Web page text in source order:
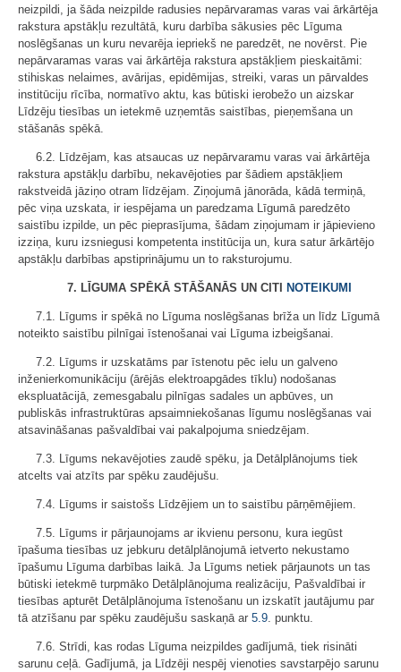
neizpildi, ja šāda neizpilde radusies nepārvaramas varas vai ārkārtēja
rakstura apstākļu rezultātā, kuru darbība sākusies pēc Līguma
noslēgšanas un kuru nevarēja iepriekš ne paredzēt, ne novērst. Pie
nepārvaramas varas vai ārkārtēja rakstura apstākļiem pieskaitāmi:
stihiskas nelaimes, avārijas, epidēmijas, streiki, varas un pārvaldes
institūciju rīcība, normatīvo aktu, kas būtiski ierobežo un aizskar
Līdzēju tiesības un ietekmē uzņemtās saistības, pieņemšana un
stāšanās spēkā.
6.2. Līdzējam, kas atsaucas uz nepārvaramu varas vai ārkārtēja
rakstura apstākļu darbību, nekavējoties par šādiem apstākļiem
rakstveidā jāziņo otram līdzējam. Ziņojumā jānorāda, kādā termiņā,
pēc viņa uzskata, ir iespējama un paredzama Līgumā paredzēto
saistību izpilde, un pēc pieprasījuma, šādam ziņojumam ir jāpievieno
izziņa, kuru izsniegusi kompetenta institūcija un, kura satur ārkārtējo
apstākļu darbības apstiprinājumu un to raksturojumu.
7. LĪGUMA SPĒKĀ STĀŠANĀS UN CITI NOTEIKUMI
7.1. Līgums ir spēkā no Līguma noslēgšanas brīža un līdz Līgumā
noteikto saistību pilnīgai īstenošanai vai Līguma izbeigšanai.
7.2. Līgums ir uzskatāms par īstenotu pēc ielu un galveno
inženierkomunikāciju (ārējās elektroapgādes tīklu) nodošanas
ekspluatācijā, zemesgabalu pilnīgas sadales un apbūves, un
publiskās infrastruktūras apsaimniekošanas līgumu noslēgšanas vai
atsavināšanas pašvaldībai vai pakalpojuma sniedzējam.
7.3. Līgums nekavējoties zaudē spēku, ja Detālplānojums tiek
atcelts vai atzīts par spēku zaudējušu.
7.4. Līgums ir saistošs Līdzējiem un to saistību pārņēmējiem.
7.5. Līgums ir pārjaunojams ar ikvienu personu, kura iegūst
īpašuma tiesības uz jebkuru detālplānojumā ietverto nekustamo
īpašumu Līguma darbības laikā. Ja Līgums netiek pārjaunots un tas
būtiski ietekmē turpmāko Detālplānojuma realizāciju, Pašvaldībai ir
tiesības apturēt Detālplānojuma īstenošanu un izskatīt jautājumu par
tā atzīšanu par spēku zaudējušu saskaņā ar 5.9 . punktu.
7.6. Strīdi, kas rodas Līguma neizpildes gadījumā, tiek risināti
sarunu ceļā. Gadījumā, ja Līdzēji nespēj vienoties savstarpējo sarunu